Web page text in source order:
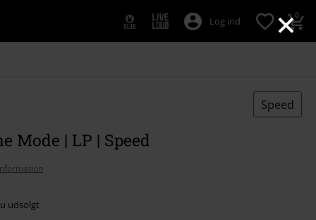
×
Log ind 0
Speed
Mode | LP | Speed
udsolgt